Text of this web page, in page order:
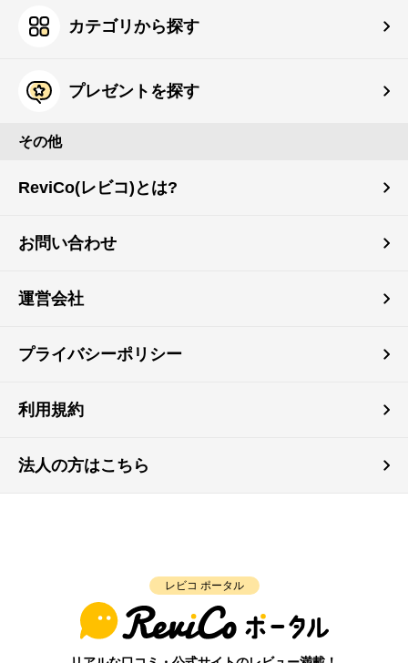
カテゴリから探す
プレゼントを探す
その他
ReviCo(レビコ)とは?
お問い合わせ
運営会社
プライバシーポリシー
利用規約
法人の方はこちら
レビコ ポータル